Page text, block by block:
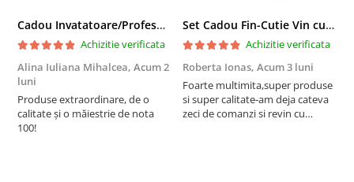
Cadou Invatatoare/Profesoara/Educatoare "Catalogul Amintirilor"
Achizitie verificata
Alina Iuliana Mihalcea, Acum 2
luni
Produse extraordinare, de o
calitate și o măiestrie de nota
100!
Set Cadou Fin-Cutie Vin cu Vin si Breloc Personalizate
Achizitie verificata
Roberta Ionas, Acum 3 luni
Foarte multimita,super produse
si super calitate-am deja cateva
zeci de comanzi si revin cu